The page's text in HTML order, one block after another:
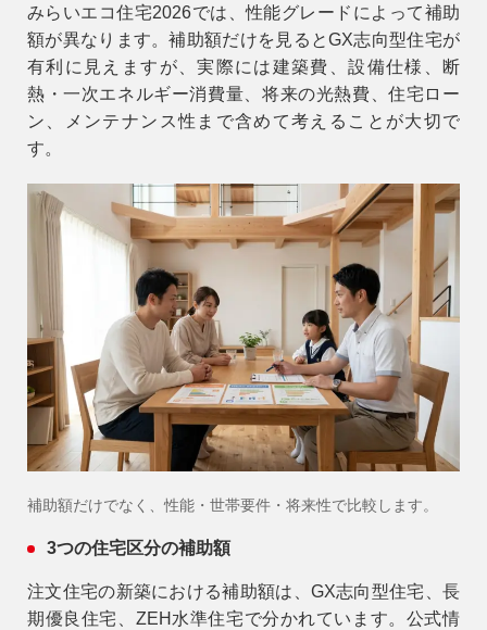
みらいエコ住宅2026では、性能グレードによって補助
額が異なります。補助額だけを見るとGX志向型住宅が
有利に見えますが、実際には建築費、設備仕様、断
熱・一次エネルギー消費量、将来の光熱費、住宅ロー
ン、メンテナンス性まで含めて考えることが大切で
す。
補助額だけでなく、性能・世帯要件・将来性で比較します。
3つの住宅区分の補助額
注文住宅の新築における補助額は、GX志向型住宅、長
期優良住宅、ZEH水準住宅で分かれています。公式情